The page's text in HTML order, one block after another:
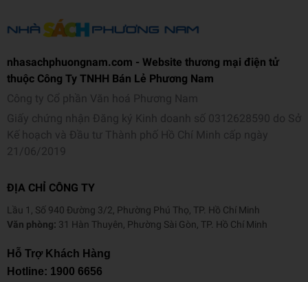
nhasachphuongnam.com - Website thương mại điện tử
thuộc Công Ty TNHH Bán Lẻ Phương Nam
Công ty Cổ phần Văn hoá Phương Nam
Giấy chứng nhận Đăng ký Kinh doanh số 0312628590 do Sở
Kế hoạch và Đầu tư Thành phố Hồ Chí Minh cấp ngày
21/06/2019
ĐỊA CHỈ CÔNG TY
Lầu 1, Số 940 Đường 3/2, Phường Phú Thọ, TP. Hồ Chí Minh
Văn phòng: 31 Hàn Thuyên, Phường Sài Gòn, TP. Hồ Chí Minh
Hỗ Trợ Khách Hàng
Hotline: 1900 6656